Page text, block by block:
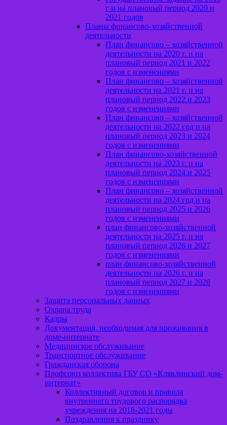
г и на плановый период 2020 и
2021 годов
Планы финансово-хозяйственной
деятельности
План финансово – хозяйственной
деятельности на 2020 г. и на
плановый период 2021 и 2022
годов с изменениями
План финансово – хозяйственной
деятельности на 2021 г. и на
плановый период 2022 и 2023
годов с изменениями
План финансово – хозяйственной
деятельности на 2022 год и на
плановый период 2023 и 2024
годов с изменениями
План финансово-хозяйственной
деятельности на 2023 г. и на
плановый период 2024 и 2025
годов с изменениями
План финансово – хозяйственной
деятельности на 2024 год и на
плановый период 2025 и 2026
годов с изменениями
план финансово-хозяйственной
деятельности на 2025 г. и на
плановый период 2026 и 2027
годов с изменениями
план финансово-хозяйственной
деятельности на 2026 г. и на
плановый период 2027 и 2028
годов с изменениями
Защита персональных данных
Охрана труда
Кадры
Документация, необходимая для проживания в
доме-интернате
Медицинское обслуживание
Транспортное обслуживание
Гражданская оборона
Профсоюз коллектива ГБУ СО «Клявлинский дом-
интернат»
Коллективный договор и правила
внутреннего трудового распорядка
учреждения на 2018-2021 годы
Поздравления к празднику